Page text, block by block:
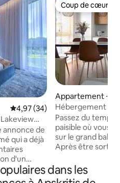
Évaluation moyenne sur la
4,97 (34)
annonce de
qui a déjà
d'un
luxe de
Coup de cœur
Coup de cœur
Appartement ⋅
Hébergement
Passez du temps
paisible où vous
sur le grand
Après être sorti
terrain de jeu
par mauvais
dans les